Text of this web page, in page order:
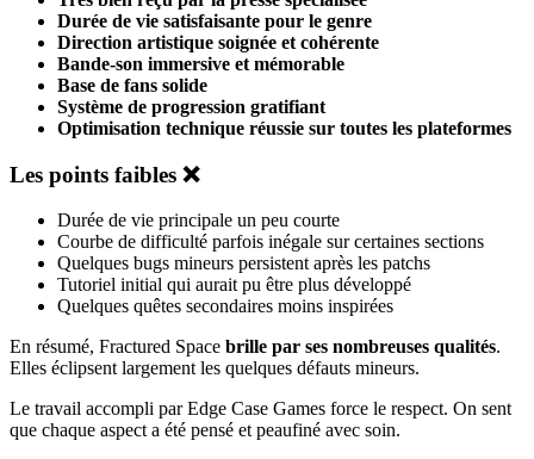
Durée de vie satisfaisante pour le genre
Direction artistique soignée et cohérente
Bande-son immersive et mémorable
Base de fans solide
Système de progression gratifiant
Optimisation technique réussie sur toutes les plateformes
Les points faibles ❌
Durée de vie principale un peu courte
Courbe de difficulté parfois inégale sur certaines sections
Quelques bugs mineurs persistent après les patchs
Tutoriel initial qui aurait pu être plus développé
Quelques quêtes secondaires moins inspirées
En résumé, Fractured Space brille par ses nombreuses qualités.
Elles éclipsent largement les quelques défauts mineurs.
Le travail accompli par Edge Case Games force le respect. On sent
que chaque aspect a été pensé et peaufiné avec soin.